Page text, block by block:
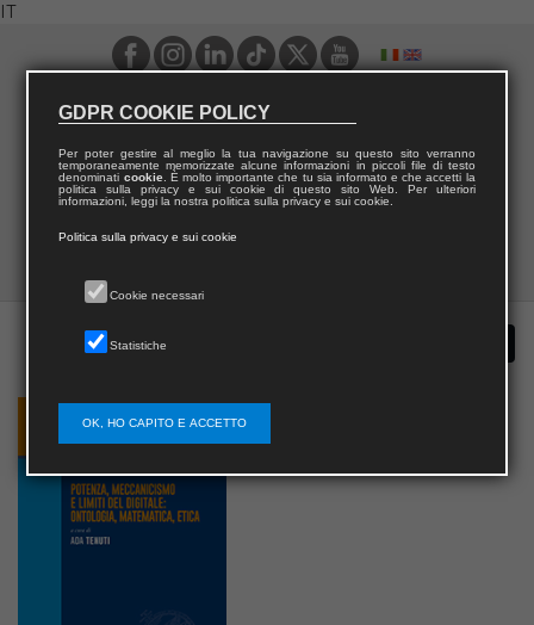
IT
GDPR COOKIE POLICY
Per poter gestire al meglio la tua navigazione su questo sito verranno
temporaneamente memorizzate alcune informazioni in piccoli file di testo
denominati cookie. È molto importante che tu sia informato e che accetti la
politica sulla privacy e sui cookie di questo sito Web. Per ulteriori
informazioni, leggi la nostra politica sulla privacy e sui cookie.
Politica sulla privacy e sui cookie
Cookie necessari
Statistiche
OK, HO CAPITO E ACCETTO